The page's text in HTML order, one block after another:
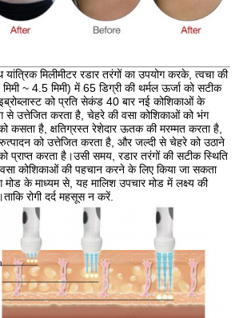
मिलीमीटर रडार तरंगों का उपयोग करके, त्वचा की
~ 4.5 मिमी) में 65 डिग्री की थर्मल ऊर्जा को सटीक
को प्रति सेकंड 40 बार नई कोशिकाओं के
से उत्तेजित करता है, चेहरे की वसा कोशिकाओं को भंग
कसता है, क्षतिग्रस्त रेशेदार ऊतक की मरम्मत करता है,
को उत्तेजित करता है, और जल्दी से चेहरे को उठाने
करता है।उसी समय, रडार तरंगों की सटीक स्थिति
कोशिकाओं की पहचान करने के लिए किया जा सकता
के माध्यम से, यह मालिश उपचार मोड में लक्ष्य की
रोगी दर्द महसूस न करें.